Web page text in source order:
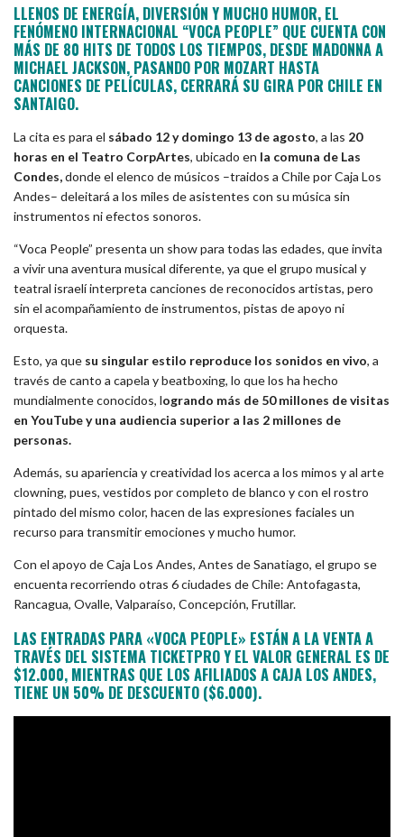
LLENOS DE ENERGÍA, DIVERSIÓN Y MUCHO HUMOR, EL
FENÓMENO INTERNACIONAL “VOCA PEOPLE” QUE CUENTA CON
MÁS DE 80 HITS DE TODOS LOS TIEMPOS, DESDE MADONNA A
MICHAEL JACKSON, PASANDO POR MOZART HASTA
CANCIONES DE PELÍCULAS, CERRARÁ SU GIRA POR CHILE EN
SANTAIGO.
La cita es para el sábado 12 y domingo 13 de agosto, a las 20
horas en el Teatro CorpArtes, ubicado en la comuna de Las
Condes,donde el elenco de músicos –traidos a Chile por Caja Los
Andes– deleitará a los miles de asistentes con su música sin
instrumentos ni efectos sonoros.
“Voca People” presenta un show para todas las edades, que invita
a vivir una aventura musical diferente, ya que el grupo musical y
teatral israelí interpreta canciones de reconocidos artistas, pero
sin el acompañamiento de instrumentos, pistas de apoyo ni
orquesta.
Esto, ya que su singular estilo reproduce los sonidos en vivo, a
través de canto a capela y beatboxing, lo que los ha hecho
mundialmente conocidos, logrando más de 50 millones de visitas
en YouTube y una audiencia superior a las 2 millones de
personas.
Además, su apariencia y creatividad los acerca a los mimos y al arte
clowning, pues, vestidos por completo de blanco y con el rostro
pintado del mismo color, hacen de las expresiones faciales un
recurso para transmitir emociones y mucho humor.
Con el apoyo de Caja Los Andes, Antes de Sanatiago, el grupo se
encuenta recorriendo otras 6 ciudades de Chile: Antofagasta,
Rancagua, Ovalle, Valparaíso, Concepción, Frutillar.
LAS ENTRADAS PARA «VOCA PEOPLE» ESTÁN A LA VENTA A
TRAVÉS DEL SISTEMA TICKETPRO Y EL VALOR GENERAL ES DE
$12.000, MIENTRAS QUE LOS AFILIADOS A CAJA LOS ANDES,
TIENE UN 50% DE DESCUENTO ($6.000).